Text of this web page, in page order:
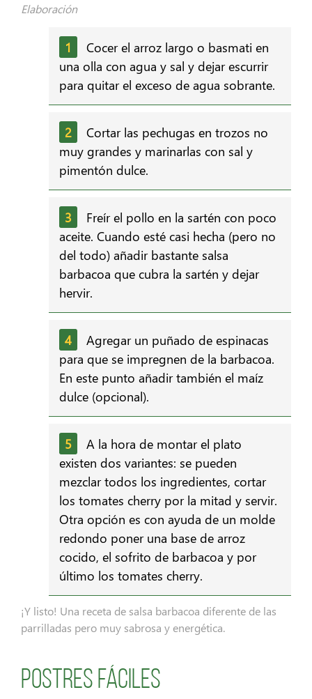
Elaboración
Cocer el arroz largo o basmati en
una olla con agua y sal y dejar escurrir
para quitar el exceso de agua sobrante.
Cortar las pechugas en trozos no
muy grandes y marinarlas con sal y
pimentón dulce.
Freír el pollo en la sartén con poco
aceite. Cuando esté casi hecha (pero no
del todo) añadir bastante salsa
barbacoa que cubra la sartén y dejar
hervir.
Agregar un puñado de espinacas
para que se impregnen de la barbacoa.
En este punto añadir también el maíz
dulce (opcional).
A la hora de montar el plato
existen dos variantes: se pueden
mezclar todos los ingredientes, cortar
los tomates cherry por la mitad y servir.
Otra opción es con ayuda de un molde
redondo poner una base de arroz
cocido, el sofrito de barbacoa y por
último los tomates cherry.
¡Y listo! Una receta de salsa barbacoa diferente de las
parrilladas pero muy sabrosa y energética.
Postres fáciles